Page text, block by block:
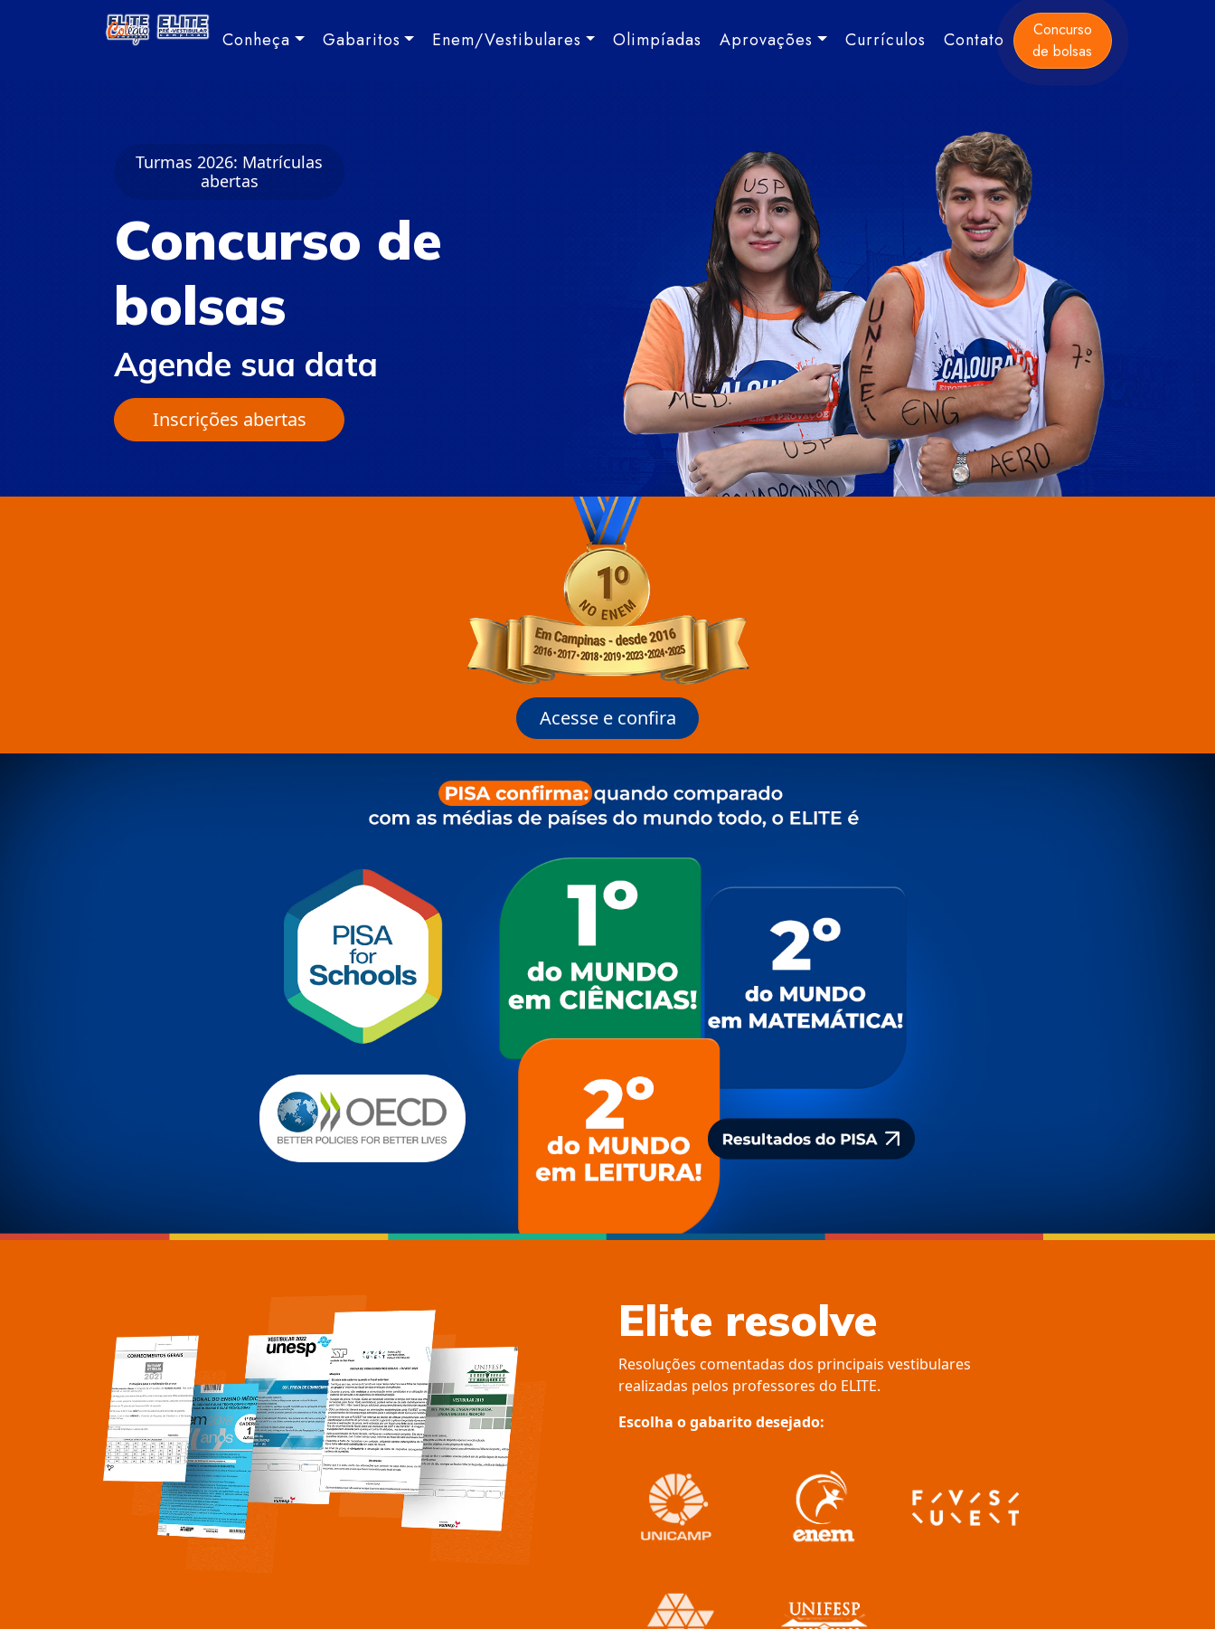
Concurso
de bolsas
Conheça Gabaritos Enem/Vestibulares Olimpíadas Aprovações Currículos Contato
Turmas 2026: Matrículas
abertas
Concurso de
bolsas
Agende sua data
Inscrições abertas
Acesse e confira
Elite resolve
Resoluções comentadas dos principais vestibulares
realizadas pelos professores do ELITE.
Escolha o gabarito desejado: